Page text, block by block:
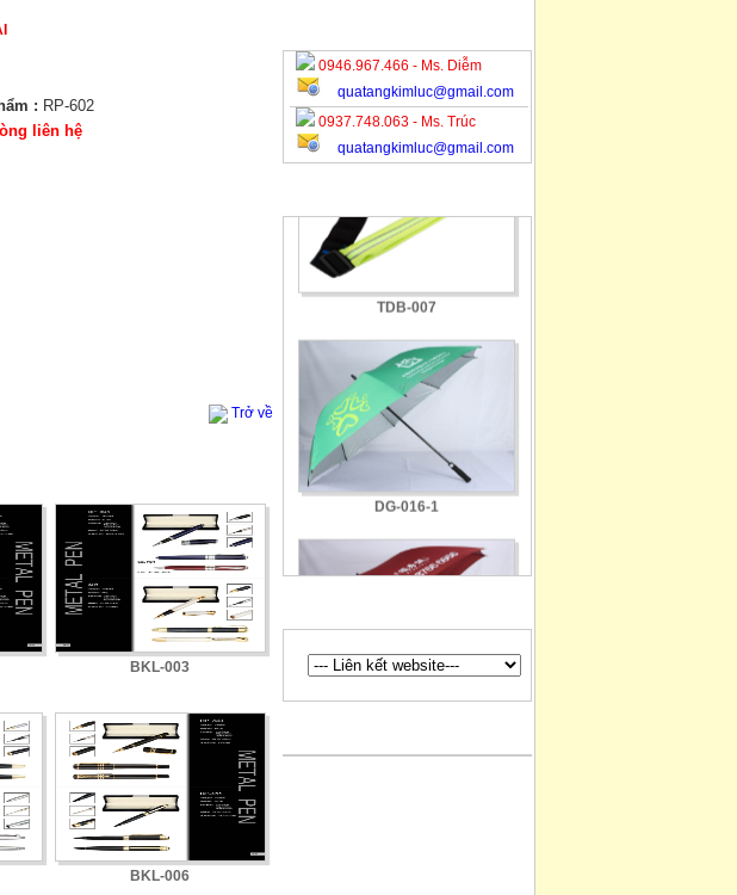
: RP-602
liên hệ
Trở về
BKL-003
BKL-006
0946.967.466 - Ms. Diễm
quatangkimluc@gmail.com
0937.748.063 - Ms. Trúc
quatangkimluc@gmail.com
TDB-018-1
TDB-007
DG-016-1